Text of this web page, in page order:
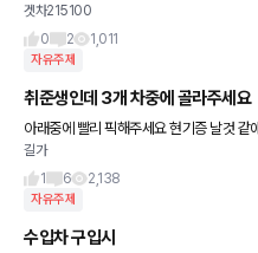
스 후방카메라 안다시나요...
겟차215100
0
2 1,011
자유주제
취준생인데 3개 차중에 골라주세요
아래중에 빨리 픽해주세요 현기증 날것 같애요 ------------------
--------- 오늘 맘이 바꼈어요 젤 아래 3개
빠한테 말해줘야되여
길가
1
6 2,138
자유주제
수입차 구입시